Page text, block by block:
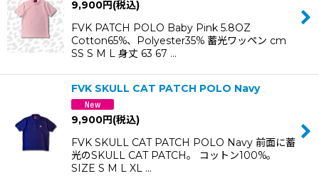
9,900円(税込)
FVK PATCH POLO Baby Pink 5.8OZ
Cotton65%、Polyester35% 蓄光ワッペン cm
SS S M L 身丈 63 67 …
FVK SKULL CAT PATCH POLO Navy
9,900円(税込)
FVK SKULL CAT PATCH POLO Navy 前面に蓄
光のSKULL CAT PATCH。 コットン100%。
SIZE S M L XL …